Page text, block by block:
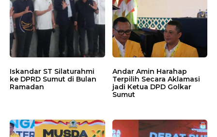
Iskandar ST Silaturahmi
ke DPRD Sumut di Bulan
Ramadan
Andar Amin Harahap
Terpilih Secara Aklamasi
jadi Ketua DPD Golkar
Sumut